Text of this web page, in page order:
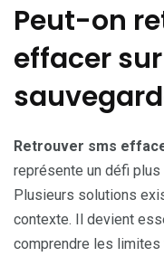
Peut-on
effacer
Retrouver sms
représente un défi
Plusieurs solutions
contexte. Il devient
comprendre les limites